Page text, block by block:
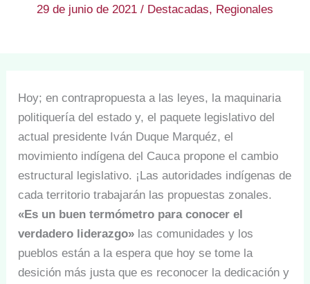
29 de junio de 2021 / Destacadas, Regionales
Hoy; en contrapropuesta a las leyes, la maquinaria
politiquería del estado y, el paquete legislativo del
actual presidente Iván Duque Marquéz, el
movimiento indígena del Cauca propone el cambio
estructural legislativo. ¡Las autoridades indígenas de
cada territorio trabajarán las propuestas zonales.
«Es un buen termómetro para conocer el
verdadero liderazgo» las comunidades y los
pueblos están a la espera que hoy se tome la
desición más justa que es reconocer la dedicación y